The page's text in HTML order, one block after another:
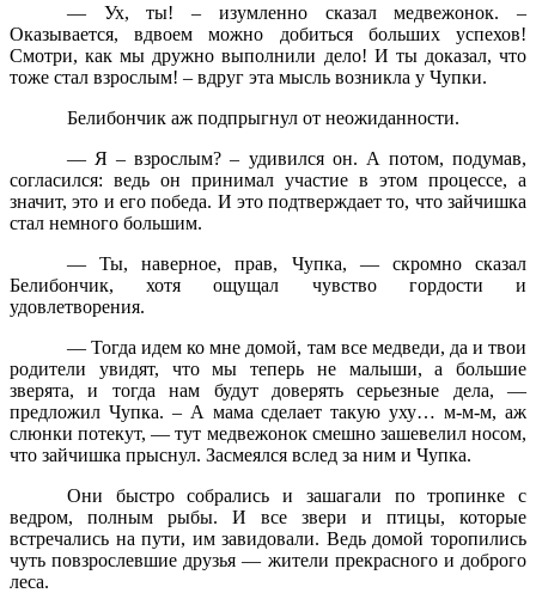
— Ух, ты! – изумленно сказал медвежонок. –
Оказывается, вдвоем можно добиться больших успехов!
Смотри, как мы дружно выполнили дело! И ты доказал, что
тоже стал взрослым! – вдруг эта мысль возникла у Чупки.
Белибончик аж подпрыгнул от неожиданности.
— Я – взрослым? – удивился он. А потом, подумав,
согласился: ведь он принимал участие в этом процессе, а
значит, это и его победа. И это подтверждает то, что зайчишка
стал немного большим.
— Ты, наверное, прав, Чупка, — скромно сказал
Белибончик, хотя ощущал чувство гордости и
удовлетворения.
— Тогда идем ко мне домой, там все медведи, да и твои
родители увидят, что мы теперь не малыши, а большие
зверята, и тогда нам будут доверять серьезные дела, —
предложил Чупка. – А мама сделает такую уху… м-м-м, аж
слюнки потекут, — тут медвежонок смешно зашевелил носом,
что зайчишка прыснул. Засмеялся вслед за ним и Чупка.
Они быстро собрались и зашагали по тропинке с
ведром, полным рыбы. И все звери и птицы, которые
встречались на пути, им завидовали. Ведь домой торопились
чуть повзрослевшие друзья — жители прекрасного и доброго
леса.